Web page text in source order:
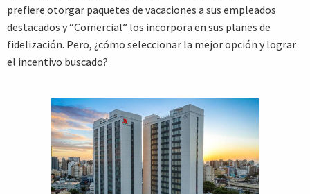
prefiere otorgar paquetes de vacaciones a sus empleados
destacados y “Comercial” los incorpora en sus planes de
fidelización. Pero, ¿cómo seleccionar la mejor opción y lograr
el incentivo buscado?